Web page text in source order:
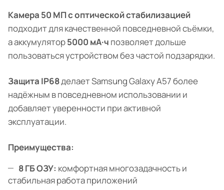
Камера 50 МП с оптической стабилизацией
подходит для качественной повседневной съёмки,
а аккумулятор5000 мА·ч позволяет дольше
пользоваться устройством без частой подзарядки.
Защита IP68делает Samsung Galaxy A57 более
надёжным в повседневном использовании и
добавляет уверенности при активной
эксплуатации.
Преимущества:
8 ГБ ОЗУ: комфортная многозадачность и
стабильная работа приложений